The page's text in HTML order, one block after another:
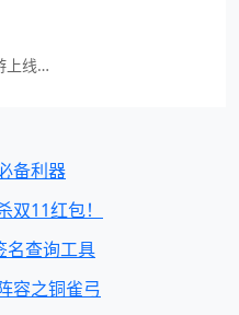
王者国际服鹅鸭杀手游上线与加速
备利器
11红包！
名查询工具
容之铜雀弓